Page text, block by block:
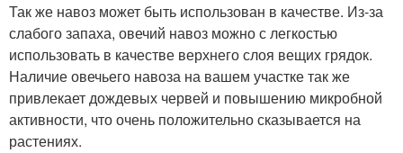
Так же навоз может быть использован в качестве. Из-за
слабого запаха, овечий навоз можно с легкостью
использовать в качестве верхнего слоя вещих грядок.
Наличие овечьего навоза на вашем участке так же
привлекает дождевых червей и повышению микробной
активности, что очень положительно сказывается на
растениях.